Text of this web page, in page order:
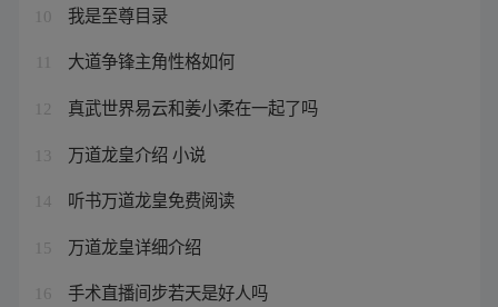
10 我是至尊目录
大道争锋主角性格如何
12 真武世界易云和姜小柔在一起了吗
13 万道龙皇介绍 小说
14 听书万道龙皇免费阅读
15 万道龙皇详细介绍
16 手术直播间步若天是好人吗